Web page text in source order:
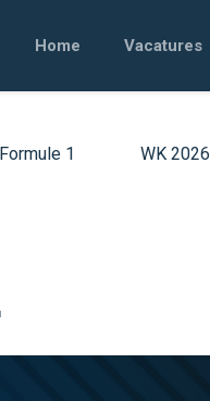
Home Vacatures
Formule 1 WK 2026